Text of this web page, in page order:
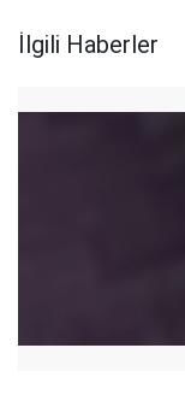
İlgili Haberler